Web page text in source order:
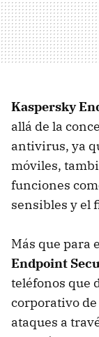
Kaspersky
allá de la
antivirus, ya
móviles,
funciones
sensibles y el
Más que para
Endpoint
teléfonos que
corporativo
ataques a